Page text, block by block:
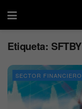
Etiqueta: SFTBY
SECTOR FINANCIERO